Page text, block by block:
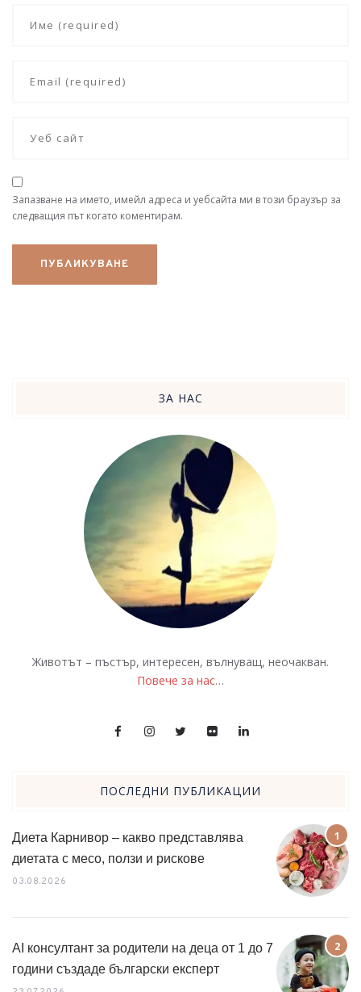
Запазване на името, имейл адреса и уебсайта ми в този браузър за
следващия път когато коментирам.
ЗА НАС
Животът – пъстър, интересен, вълнуващ, неочакван.
Повече за нас…
ПОСЛЕДНИ ПУБЛИКАЦИИ
Диета Карнивор – какво представлява
диетата с месо, ползи и рискове
03.08.2026
AI консултант за родители на деца от 1 до 7
години създаде български експерт